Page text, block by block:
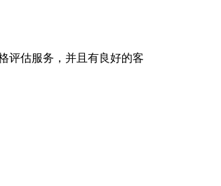
评估服务，并且有良好的客